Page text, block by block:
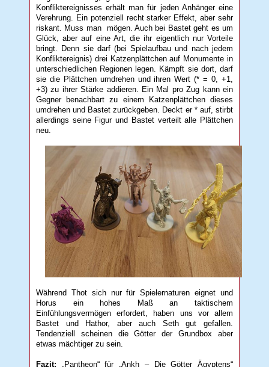
Konfliktereignisses erhält man für jeden Anhänger eine
Verehrung. Ein potenziell recht starker Effekt, aber sehr
riskant. Muss man mögen. Auch bei Bastet geht es um
Glück, aber auf eine Art, die ihr eigentlich nur Vorteile
bringt. Denn sie darf (bei Spielaufbau und nach jedem
Konfliktereignis) drei Katzenplättchen auf Monumente in
unterschiedlichen Regionen legen. Kämpft sie dort, darf
sie die Plättchen umdrehen und ihren Wert (* = 0, +1,
+3) zu ihrer Stärke addieren. Ein Mal pro Zug kann ein
Gegner benachbart zu einem Katzenplättchen dieses
umdrehen und Bastet zurückgeben. Deckt er * auf, stirbt
allerdings seine Figur und Bastet verteilt alle Plättchen
neu.
Während Thot sich nur für Spielernaturen eignet und
Horus ein hohes Maß an taktischem
Einfühlungsvermögen erfordert, haben uns vor allem
Bastet und Hathor, aber auch Seth gut gefallen.
Tendenziell scheinen die Götter der Grundbox aber
etwas mächtiger zu sein.
Fazit: „Pantheon“ für „Ankh – Die Götter Ägyptens“